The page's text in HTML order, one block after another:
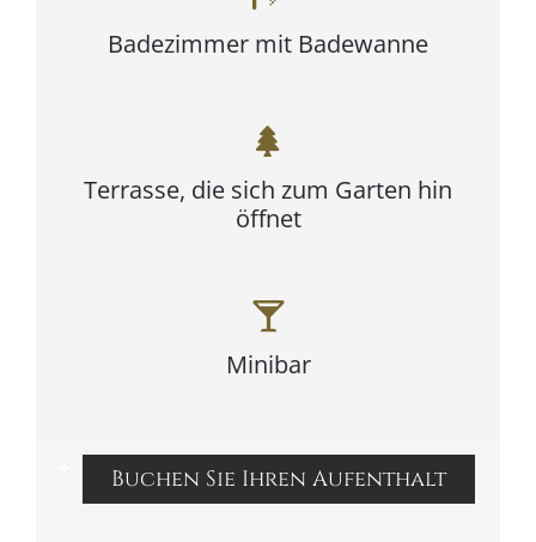
Badezimmer mit Badewanne
Terrasse, die sich zum Garten hin
öffnet
Minibar
Buchen Sie Ihren Aufenthalt